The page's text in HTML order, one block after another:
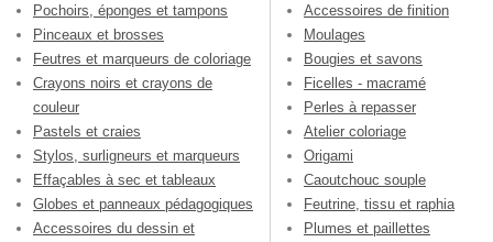
Pochoirs, éponges et tampons
Pinceaux et brosses
Feutres et marqueurs de coloriage
Crayons noirs et crayons de
couleur
Pastels et craies
Stylos, surligneurs et marqueurs
Effaçables à sec et tableaux
Globes et panneaux pédagogiques
Accessoires du dessin et
Accessoires de finition
Moulages
Bougies et savons
Ficelles - macramé
Perles à repasser
Atelier coloriage
Origami
Caoutchouc souple
Feutrine, tissu et raphia
Plumes et paillettes